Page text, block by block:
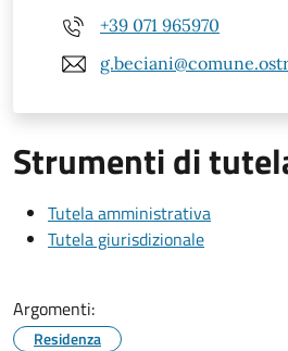
+39 071 965970
Strumenti di
Tutela amministrativa
Tutela giurisdizionale
Argomenti:
Residenza